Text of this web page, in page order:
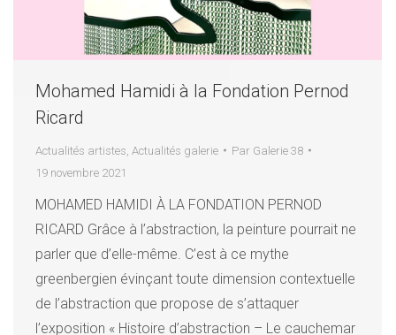
Mohamed Hamidi à la Fondation Pernod
Ricard
Actualités artistes Actualités galerie Par Galerie 38
19 novembre 2021
MOHAMED HAMIDI À LA FONDATION PERNOD
RICARD Grâce à l’abstraction, la peinture pourrait ne
parler que d’elle-même. C’est à ce mythe
greenbergien évinçant toute dimension contextuelle
de l’abstraction que propose de s’attaquer
l’exposition « Histoire d’abstraction – Le cauchemar